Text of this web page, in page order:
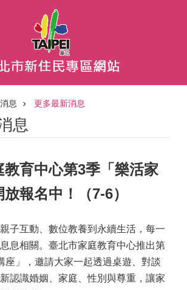
息 更多最新消息
息
教育中心第3季「樂活家
報名中！（7-6）
子互動、數位教養到永續生活，每一
息相關。臺北市家庭教育中心推出第
座」，邀請大家一起透過桌遊、對談
認識婚姻、家庭、性別與尊重，讓家